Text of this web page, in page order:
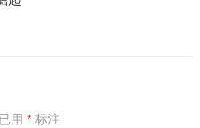
用 *标注